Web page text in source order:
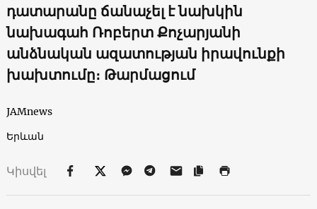
դատարանը ճանաչել է նախկին
նախագահ Ռոբերտ Քոչարյանի
անձնական ազատության իրավունքի
խախտումը։ Թարմացում
JAMnews
Երևան
Կիսվել